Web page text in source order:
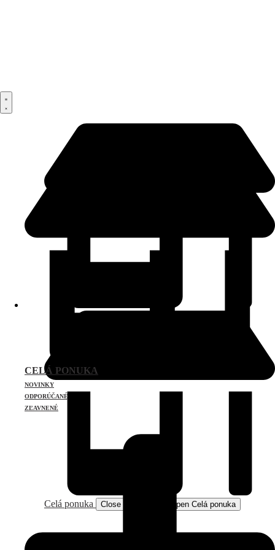
Celá ponuka Close Celá ponuka Open Celá ponuka
CELÁ PONUKA
NOVINKY
ODPORÚČANÉ
ZĽAVNENÉ